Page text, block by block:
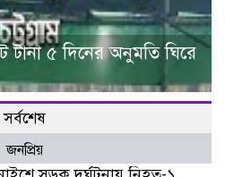
টানা ৫ দিনের অনুমতি ঘিরে
সর্বশেষ
জনপ্রিয়